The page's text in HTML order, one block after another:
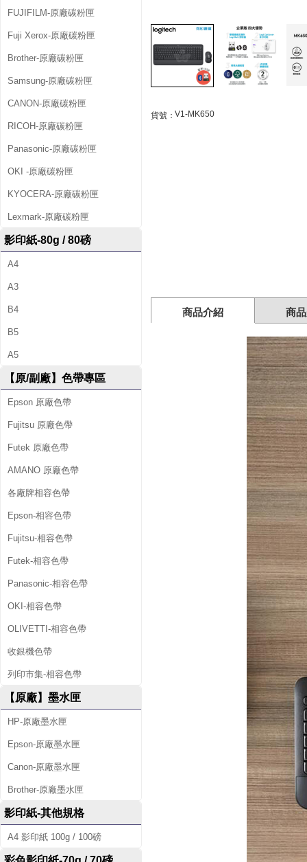
M
K
6
5
0
企
業
版
商
用
低
噪
音
藍
芽
省
電
無
線
鍵
盤
滑
鼠
黑
色
FUJIFILM-原廠碳粉匣
Fuji Xerox-原廠碳粉匣
Brother-原廠碳粉匣
Samsung-原廠碳粉匣
CANON-原廠碳粉匣
RICOH-原廠碳粉匣
Panasonic-原廠碳粉匣
OKI -原廠碳粉匣
KYOCERA-原廠碳粉匣
Lexmark-原廠碳粉匣
影印紙-80g / 80磅
A4
A3
B4
B5
A5
【原/副廠】色帶專區
Epson 原廠色帶
Fujitsu 原廠色帶
Futek 原廠色帶
AMANO 原廠色帶
各廠牌相容色帶
Epson-相容色帶
Fujitsu-相容色帶
Futek-相容色帶
Panasonic-相容色帶
OKI-相容色帶
OLIVETTI-相容色帶
收銀機色帶
列印市集-相容色帶
【原廠】墨水匣
HP-原廠墨水匣
Epson-原廠墨水匣
Canon-原廠墨水匣
Brother-原廠墨水匣
影印紙-其他規格
A4 影印紙 100g / 100磅
貨號： V1-MK650
商品介紹 商